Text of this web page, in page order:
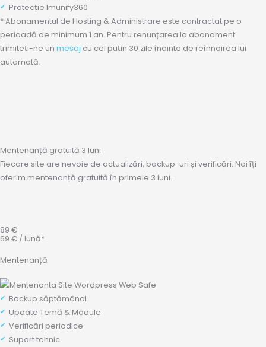
Protecție Imunify360
* Abonamentul de Hosting & Administrare este contractat pe o
perioadă de minimum 1 an. Pentru renunțarea la abonament
trimiteți-ne un mesaj cu cel puțin 30 zile înainte de reînnoirea lui
automată.
Mentenanță gratuită 3 luni
Fiecare site are nevoie de actualizări, backup-uri și verificări. Noi îți
oferim mentenanță gratuită în primele 3 luni.
89 €
69 € / lună*
Mentenanță
Backup săptămânal
Update Temă & Module
Verificări periodice
Suport tehnic